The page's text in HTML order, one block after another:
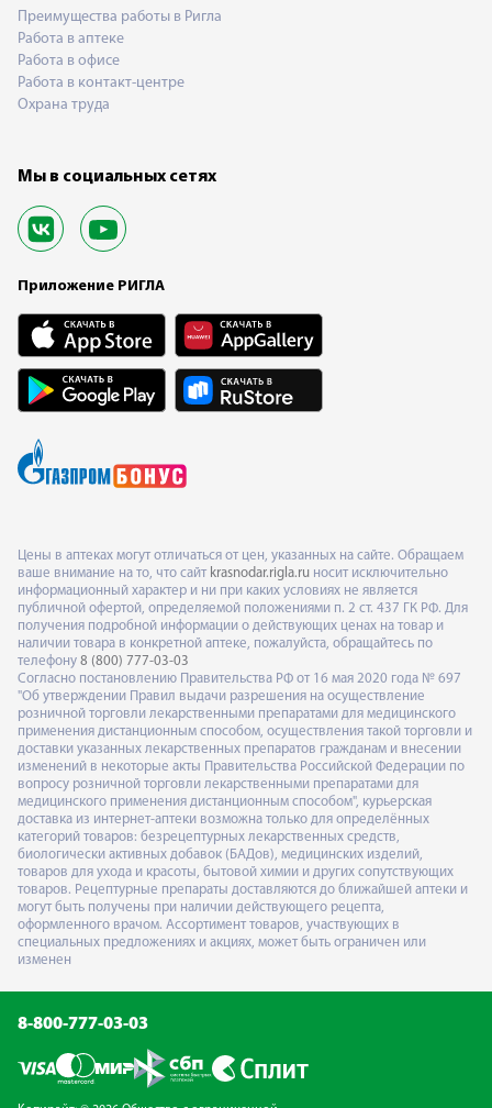
Преимущества работы в Ригла
Работа в аптеке
Работа в офисе
Работа в контакт-центре
Охрана труда
Мы в социальных сетях
Приложение РИГЛА
Цены в аптеках могут отличаться от цен, указанных на сайте. Обращаем
ваше внимание на то, что сайт krasnodar.rigla.ru носит исключительно
информационный характер и ни при каких условиях не является
публичной офертой, определяемой положениями п. 2 ст. 437 ГК РФ. Для
получения подробной информации о действующих ценах на товар и
наличии товара в конкретной аптеке, пожалуйста, обращайтесь по
телефону 8 (800) 777-03-03
Согласно постановлению Правительства РФ от 16 мая 2020 года № 697
"Об утверждении Правил выдачи разрешения на осуществление
розничной торговли лекарственными препаратами для медицинского
применения дистанционным способом, осуществления такой торговли и
доставки указанных лекарственных препаратов гражданам и внесении
изменений в некоторые акты Правительства Российской Федерации по
вопросу розничной торговли лекарственными препаратами для
медицинского применения дистанционным способом", курьерская
доставка из интернет-аптеки возможна только для определённых
категорий товаров: безрецептурных лекарственных средств,
биологически активных добавок (БАДов), медицинских изделий,
товаров для ухода и красоты, бытовой химии и других сопутствующих
товаров. Рецептурные препараты доставляются до ближайшей аптеки и
могут быть получены при наличии действующего рецепта,
оформленного врачом. Ассортимент товаров, участвующих в
специальных предложениях и акциях, может быть ограничен или
изменен
8-800-777-03-03